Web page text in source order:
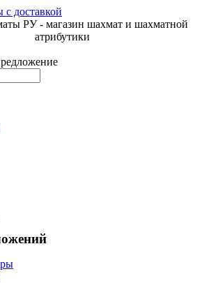
РУ - магазин шахмат и шахматной
атрибутики